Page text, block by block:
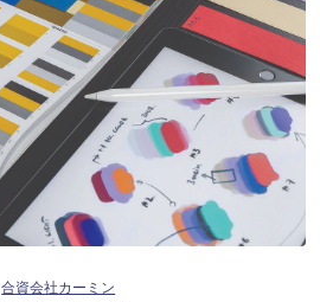
合資会社カーミン